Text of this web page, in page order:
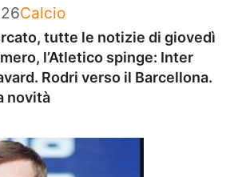
Categorie
Calcio
tutte le notizie di giovedì
l’Atletico spinge: Inter
Rodri verso il Barcellona.
novità